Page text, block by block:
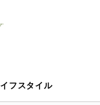
フスタイル